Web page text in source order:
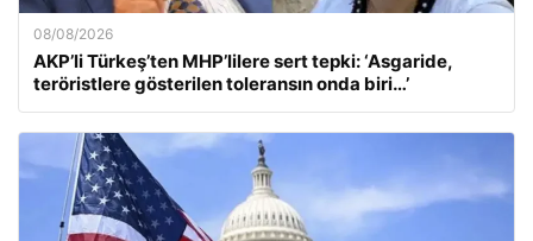
08/08/2026
AKP’li Türkeş’ten MHP’lilere sert tepki: ‘Asgaride,
teröristlere gösterilen toleransın onda biri…’